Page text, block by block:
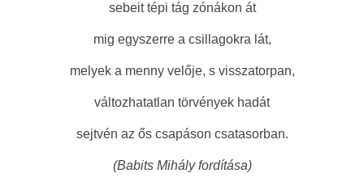
sebeit tépi tág zónákon át
mig egyszerre a csillagokra lát,
melyek a menny velője, s visszatorpan,
változhatatlan törvények hadát
sejtvén az ős csapáson csatasorban.
(Babits Mihály fordítása)